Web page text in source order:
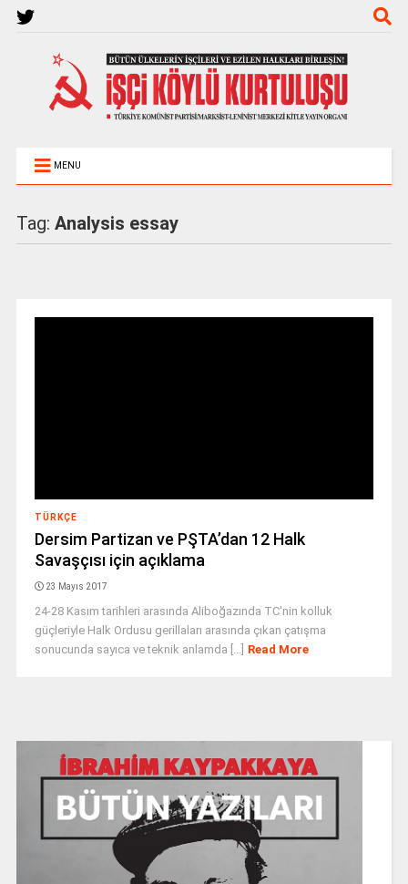
MENU
Tag: Analysis essay
TÜRKÇE
Dersim Partizan ve PŞTA’dan 12 Halk
Savaşçısı için açıklama
23 Mayıs 2017
24-28 Kasım tarihleri arasında Aliboğazında TC'nin kolluk
güçleriyle Halk Ordusu gerillaları arasında çıkan çatışma
sonucunda sayıca ve teknik anlamda [...] Read More